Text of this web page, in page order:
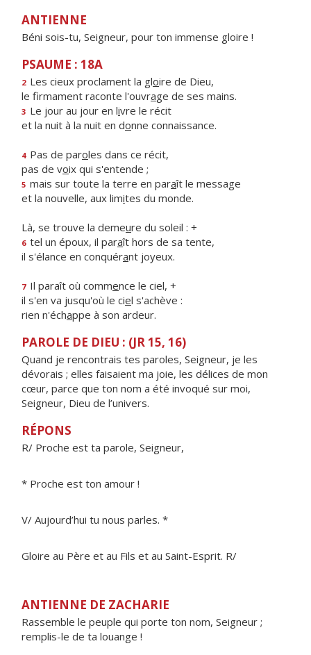
ANTIENNE
Béni sois-tu, Seigneur, pour ton immense gloire !
PSAUME : 18A
2 Les cieux proclament la gloire de Dieu,
le firmament raconte l'ouvrage de ses mains.
3 Le jour au jour en livre le récit
et la nuit à la nuit en donne connaissance.
4 Pas de paroles dans ce récit,
pas de voix qui s'entende ;
5 mais sur toute la terre en paraît le message
et la nouvelle, aux limites du monde.
Là, se trouve la demeure du soleil : +
6 tel un époux, il paraît hors de sa tente,
il s'élance en conquérant joyeux.
7 Il paraît où commence le ciel, +
il s'en va jusqu'où le ciel s'achève :
rien n'échappe à son ardeur.
PAROLE DE DIEU : (JR 15, 16)
Quand je rencontrais tes paroles, Seigneur, je les
dévorais ; elles faisaient ma joie, les délices de mon
cœur, parce que ton nom a été invoqué sur moi,
Seigneur, Dieu de l’univers.
RÉPONS
R/ Proche est ta parole, Seigneur,
* Proche est ton amour !
V/ Aujourd’hui tu nous parles. *
Gloire au Père et au Fils et au Saint-Esprit. R/
ANTIENNE DE ZACHARIE
Rassemble le peuple qui porte ton nom, Seigneur ;
remplis-le de ta louange !